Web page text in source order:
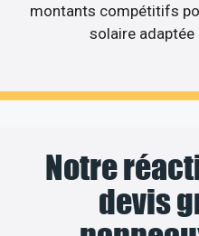
montants compétitifs
solaire
Notre
devis